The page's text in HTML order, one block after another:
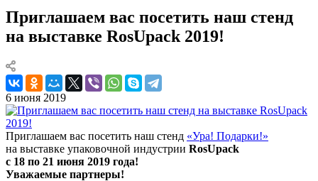
Приглашаем вас посетить наш стенд
на выставке RosUpack 2019!
6 июня 2019
Приглашаем вас посетить наш стенд «Ура! Подарки!»
на выставке упаковочной индустрии RosUpack
с 18 по 21 июня 2019 года!
Уважаемые партнеры!